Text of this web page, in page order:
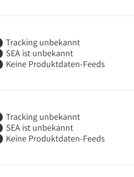
Tracking unbekannt
SEA ist unbekannt
Keine Produktdaten-Feeds
Tracking unbekannt
SEA ist unbekannt
Keine Produktdaten-Feeds